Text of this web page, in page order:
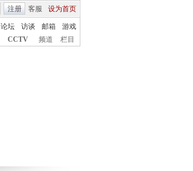
客服 设为首页
注册
论坛 访谈 邮箱
游戏
CCTV 频道 栏目